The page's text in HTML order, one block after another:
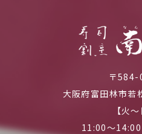
〒584-
大阪府富田林市
【火～
11:00～14:00